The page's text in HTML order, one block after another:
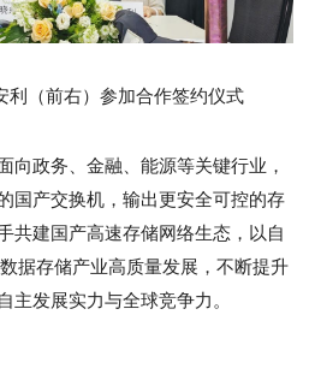
利（前右）参加合作签约仪式
向政务、金融、能源等关键行业，
国产交换机，输出更安全可控的存
共建国产高速存储网络生态，以自
据存储产业高质量发展，不断提升
主发展实力与全球竞争力。